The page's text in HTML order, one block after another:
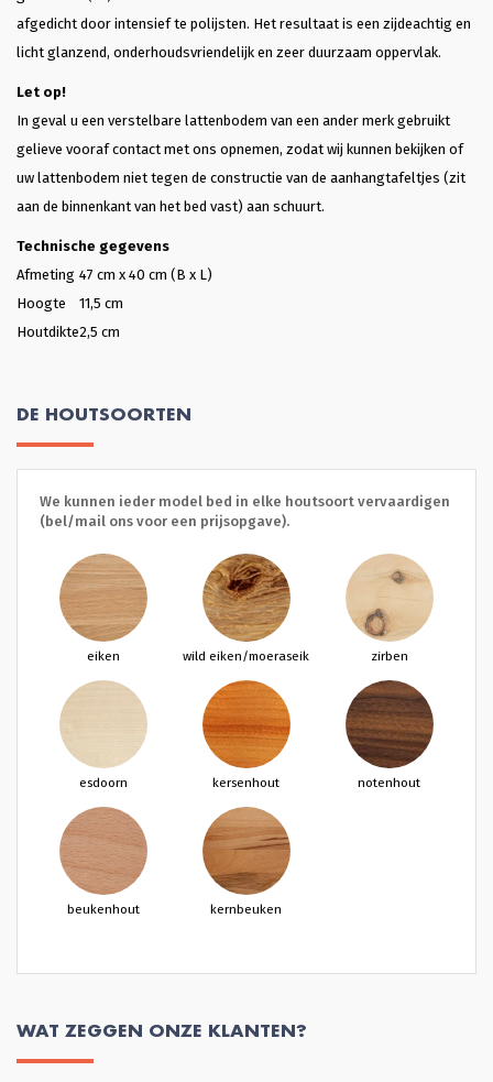
afgedicht door intensief te polijsten. Het resultaat is een zijdeachtig en
licht glanzend, onderhoudsvriendelijk en zeer duurzaam oppervlak.
Let op!
In geval u een verstelbare lattenbodem van een ander merk gebruikt
gelieve vooraf contact met ons opnemen, zodat wij kunnen bekijken of
uw lattenbodem niet tegen de constructie van de aanhangtafeltjes (zit
aan de binnenkant van het bed vast) aan schuurt.
Technische gegevens
Afmeting 47 cm x 40 cm (B x L)
Hoogte
11,5 cm
Houtdikte2,5 cm
DE HOUTSOORTEN
We kunnen ieder model bed in elke houtsoort vervaardigen
(bel/mail ons voor een prijsopgave).
eiken wild eiken/moeraseik zirben
esdoorn kersenhout notenhout
beukenhout kernbeuken
WAT ZEGGEN ONZE KLANTEN?